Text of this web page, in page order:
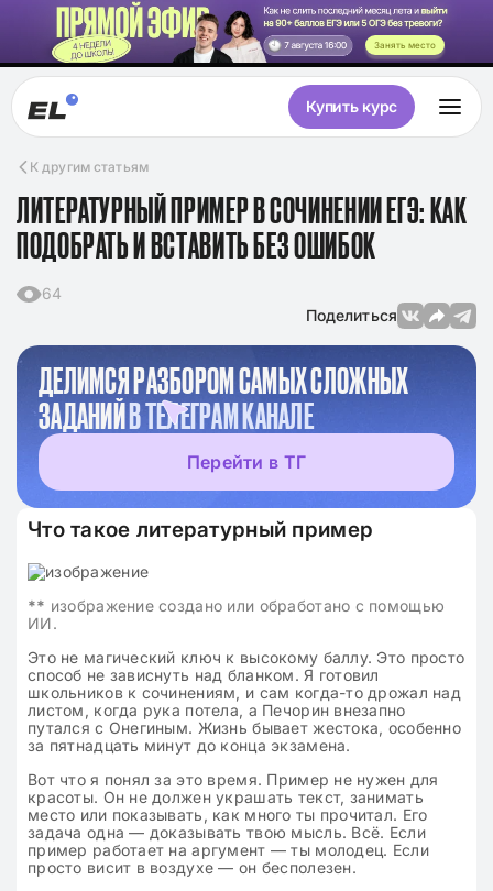
Занять место
Купить курс
К другим статьям
ЛИТЕРАТУРНЫЙ ПРИМЕР В СОЧИНЕНИИ ЕГЭ: КАК
ПОДОБРАТЬ И ВСТАВИТЬ БЕЗ ОШИБОК
64
Поделиться
ДЕЛИМСЯ РАЗБОРОМ САМЫХ СЛОЖНЫХ
ЗАДАНИЙВ ТЕЛЕГРАМ КАНАЛЕ
Перейти в ТГ
Что такое литературный пример
** изображение создано или обработано с помощью
ИИ.
Это не магический ключ к высокому баллу. Это просто
способ не зависнуть над бланком. Я готовил
школьников к сочинениям, и сам когда-то дрожал над
листом, когда рука потела, а Печорин внезапно
путался с Онегиным. Жизнь бывает жестока, особенно
за пятнадцать минут до конца экзамена.
Вот что я понял за это время. Пример не нужен для
красоты. Он не должен украшать текст, занимать
место или показывать, как много ты прочитал. Его
задача одна — доказывать твою мысль. Всё. Если
пример работает на аргумент — ты молодец. Если
просто висит в воздухе — он бесполезен.